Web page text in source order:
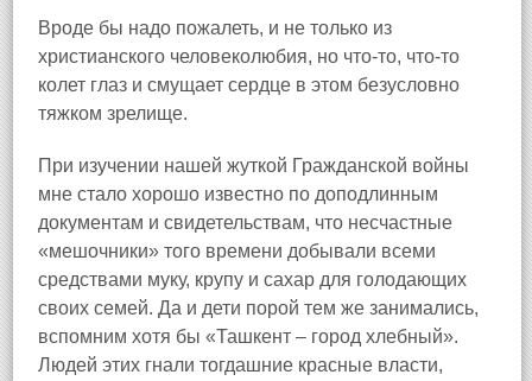
Вроде бы надо пожалеть, и не только из
христианского человеколюбия, но что‑то, что‑то
колет глаз и смущает сердце в этом безусловно
тяжком зрелище.
При изучении нашей жуткой Гражданской войны
мне стало хорошо известно по доподлинным
документам и свидетельствам, что несчастные
«мешочники» того времени добывали всеми
средствами муку, крупу и сахар для голодающих
своих семей. Да и дети порой тем же занимались,
вспомним хотя бы «Ташкент – город хлебный».
Людей этих гнали тогдашние красные власти,